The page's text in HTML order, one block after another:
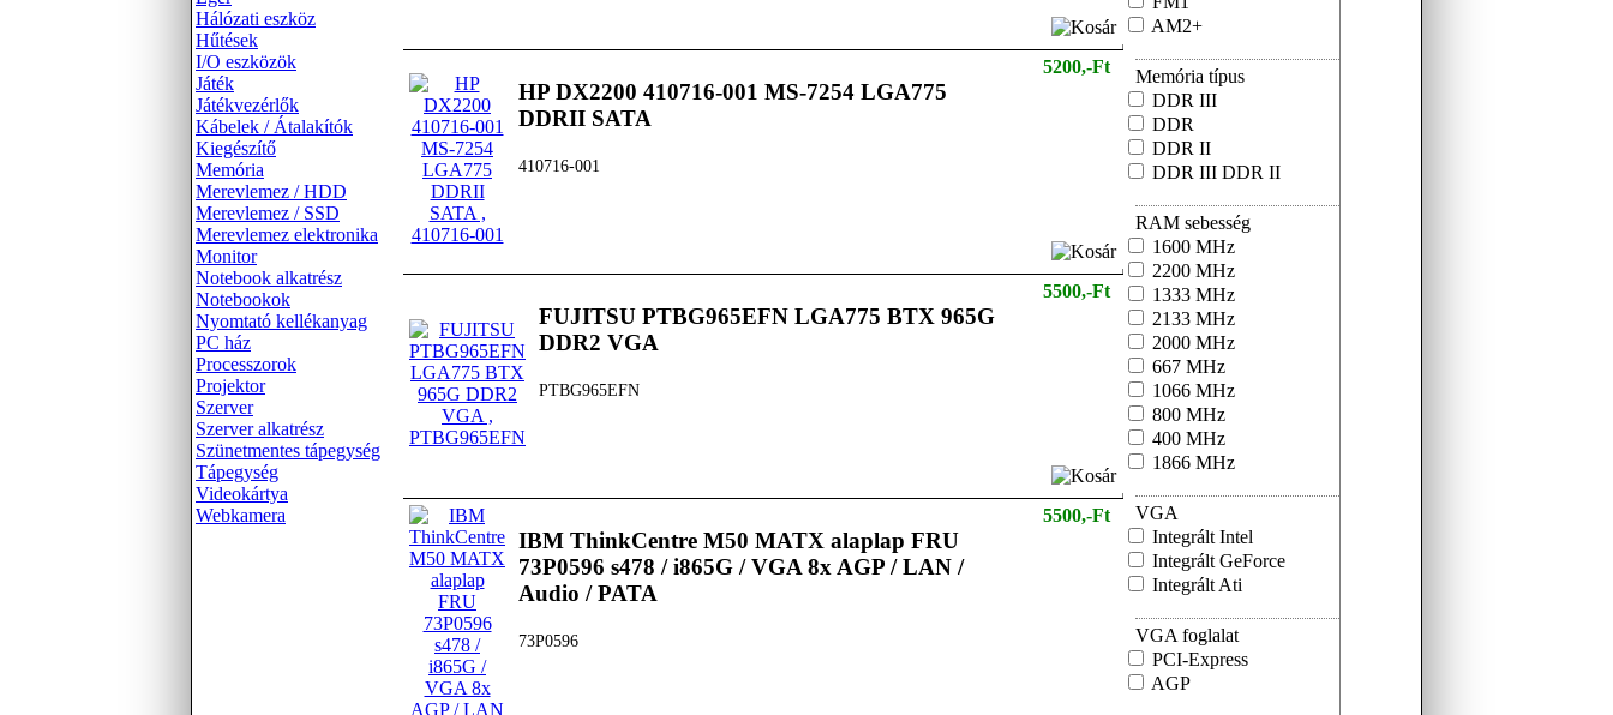
Hálózati eszköz
Hűtések
I/O eszközök
Játék
Játékvezérlők
Kábelek / Átalakítók
Kiegészítő
Memória
Merevlemez / HDD
Merevlemez / SSD
Merevlemez elektronika
Monitor
Notebook alkatrész
Notebookok
Nyomtató kellékanyag
PC ház
Processzorok
Projektor
Szerver
Szerver alkatrész
Szünetmentes tápegység
Tápegység
Videokártya
Webkamera
HP DX2200 410716-001 MS-7254 LGA775
DDRII SATA
410716-001
5200,-Ft
FUJITSU PTBG965EFN LGA775 BTX 965G
DDR2 VGA
PTBG965EFN
5500,-Ft
IBM ThinkCentre M50 MATX alaplap FRU
73P0596 s478 / i865G / VGA 8x AGP / LAN /
Audio / PATA
73P0596
5500,-Ft
AM2+
Memória típus
DDR III
DDR
DDR II
DDR III DDR II
RAM sebesség
1600 MHz
2200 MHz
1333 MHz
2133 MHz
2000 MHz
667 MHz
1066 MHz
800 MHz
400 MHz
1866 MHz
VGA
Integrált Intel
Integrált GeForce
Integrált Ati
VGA foglalat
PCI-Express
AGP